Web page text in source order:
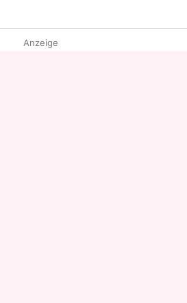
Anzeige